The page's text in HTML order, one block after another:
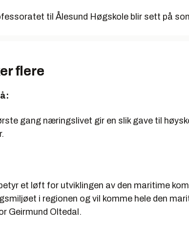
til Ålesund Høgskole blir sett på
flere
gang næringslivet gir en slik gave til
et løft for utviklingen av den maritime
i regionen og vil komme hele den
Geirmund Oltedal.